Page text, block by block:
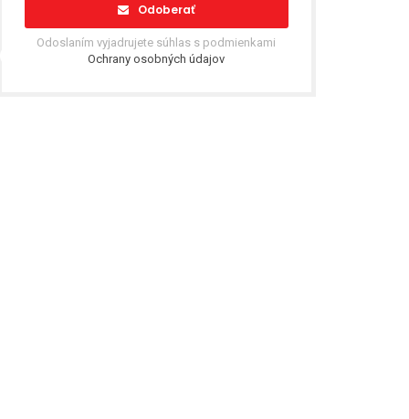
Odoberať
Odoslaním vyjadrujete súhlas s podmienkami
Ochrany osobných údajov